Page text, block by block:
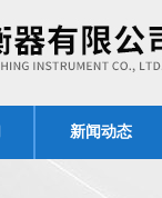
新闻动态